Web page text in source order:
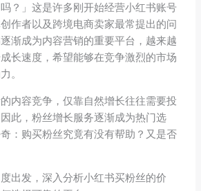
吗？」这是许多刚开始经营小红书账号
作者以及跨境电商卖家最常提出的问
渐成为内容营销的重要平台，越来越
长速度，希望能够在竞争激烈的市场
。
内容竞争，仅靠自然增长往往需要投
此，粉丝增长服务逐渐成为热门选
：购买粉丝究竟有没有帮助？又是否
出发，深入分析小红书买粉丝的价